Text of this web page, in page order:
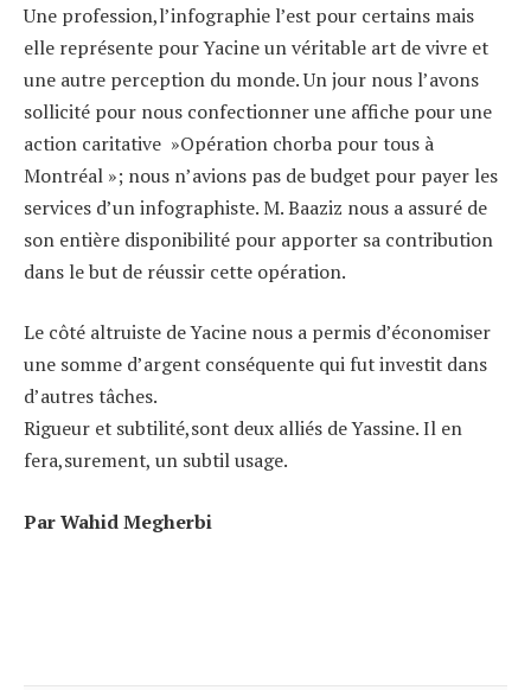
Une profession,l’infographie l’est pour certains mais
elle représente pour Yacine un véritable art de vivre et
une autre perception du monde. Un jour nous l’avons
sollicité pour nous confectionner une affiche pour une
action caritative »Opération chorba pour tous à
Montréal »; nous n’avions pas de budget pour payer les
services d’un infographiste. M. Baaziz nous a assuré de
son entière disponibilité pour apporter sa contribution
dans le but de réussir cette opération.
Le côté altruiste de Yacine nous a permis d’économiser
une somme d’argent conséquente qui fut investit dans
d’autres tâches.
Rigueur et subtilité,sont deux alliés de Yassine. Il en
fera,surement, un subtil usage.
Par Wahid Megherbi